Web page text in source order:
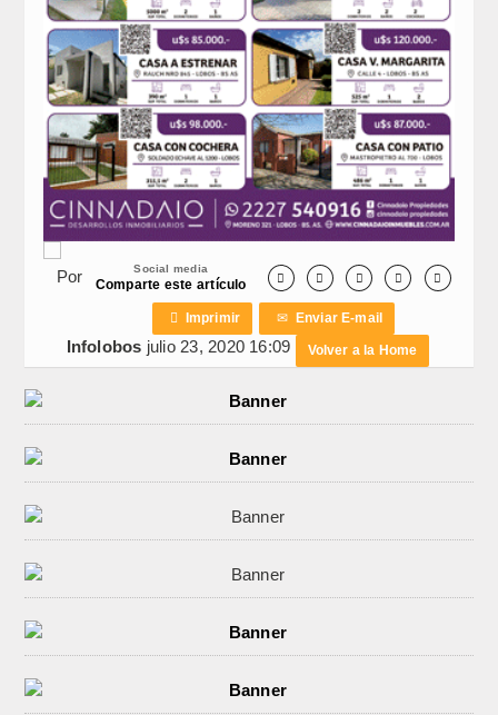
Social media
Comparte este artículo     
 Imprimir ✉ Enviar E-mail
Por
Infolobos julio 23, 2020 16:09 Volver a la Home